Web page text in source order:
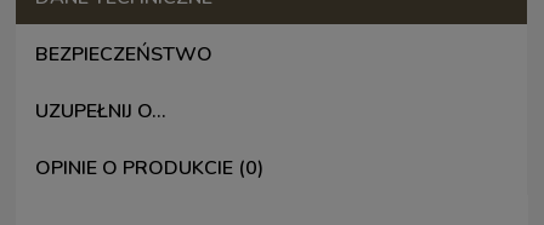
BEZPIECZEŃSTWO
UZUPEŁNIJ O...
OPINIE O PRODUKCIE (0)